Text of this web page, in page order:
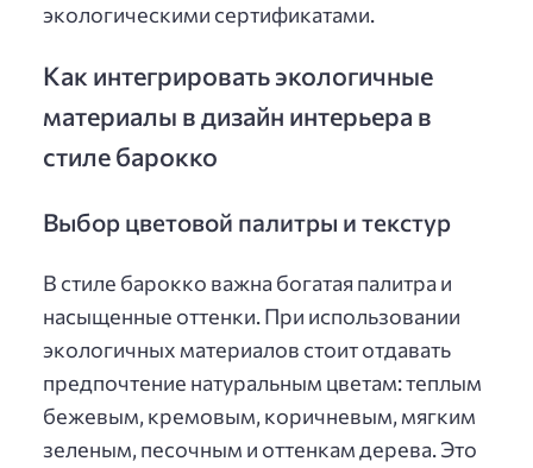
экологическими сертификатами.
Как интегрировать экологичные
материалы в дизайн интерьера в
стиле барокко
Выбор цветовой палитры и текстур
В стиле барокко важна богатая палитра и
насыщенные оттенки. При использовании
экологичных материалов стоит отдавать
предпочтение натуральным цветам: теплым
бежевым, кремовым, коричневым, мягким
зеленым, песочным и оттенкам дерева. Это